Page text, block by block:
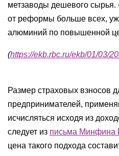
метзаводы дешевого
от реформы больше всех,
алюминий по повышенной
(https://ekb.rbc.ru/ekb/01/03/
Размер страховых взносов
предпринимателей,
исчисляться исходя из
следует из письма Минфина
цена такого подхода